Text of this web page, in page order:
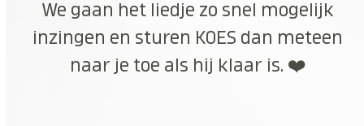
We gaan het liedje zo snel mogelijk
inzingen en sturen KOES dan meteen
naar je toe als hij klaar is. ❤️